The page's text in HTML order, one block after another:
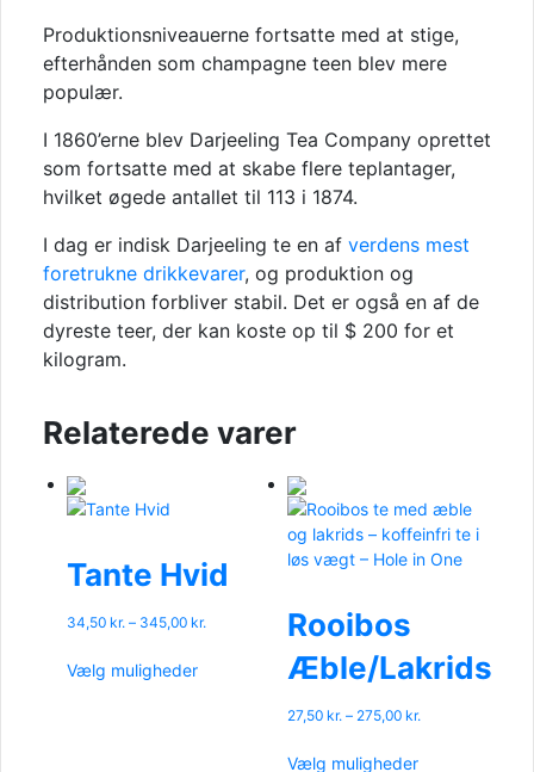
Produktionsniveauerne fortsatte med at stige,
efterhånden som champagne teen blev mere
populær.
I 1860’erne blev Darjeeling Tea Company oprettet
som fortsatte med at skabe flere teplantager,
hvilket øgede antallet til 113 i 1874.
I dag er indisk Darjeeling te en af verdens mest
foretrukne drikkevarer, og produktion og
distribution forbliver stabil. Det er også en af de
dyreste teer, der kan koste op til $ 200 for et
kilogram.
Relaterede varer
Tante Hvid
34,50 kr. – 345,00 kr.
Vælg muligheder
Rooibos
Æble/Lakrids
27,50 kr. – 275,00 kr.
Vælg muligheder